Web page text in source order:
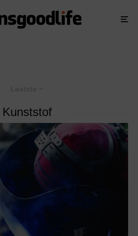
Laatste
Kunststof